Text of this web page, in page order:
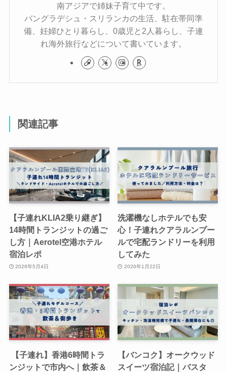
南アジアで姉妹子育て中です。
バングラデシュ・スリランカの生活、駐在帯同準
備、妊婦ひとり暮らし、0歳児と2人暮らし、子連
れ海外旅行などについて書いています。
関連記事
【子連れKLIA2乗り継ぎ】
14時間トランジットの過ご
し方｜Aerotel空港ホテル
宿泊レポ
2026年5月4日
洗濯機なしホテルでも安
心！子連れクアラルンプー
ルで宅配ランドリーを利用
してみた
2026年1月22日
【子連れ】香港6時間トラ
ンジットで市内へ｜飲茶＆
【バンコク】オークウッド
スイーツ宿泊記｜バスタ